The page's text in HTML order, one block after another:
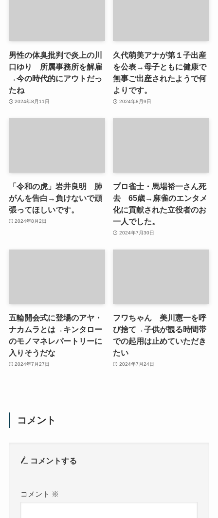
男性の体臭批判で炎上の川
口ゆり 所属事務所を解雇
→今の時代的にアウトだっ
たね
2024年8月11日
久代萌美アナが第１子出産
を公表→母子ともに健康で
無事ご出産されたようで何
よりです。
2024年8月9日
「令和の虎」岩井良明 肺
がんを告白→負けないで頑
張ってほしいです。
2024年8月2日
プロ雀士・馬場裕一さん死
去 65歳→麻雀のエンタメ
化に貢献された立役者のお
一人でした。
2024年7月30日
五輪開会式に登場のアヤ・
ナカムラとは→キンタロー
のモノマネレパートリーに
入りそうだな
2024年7月27日
フワちゃん 美川憲一を呼
び捨て→子供が観る時間帯
での起用は止めていただき
たい
2024年7月24日
コメント
コメントする
コメント ※